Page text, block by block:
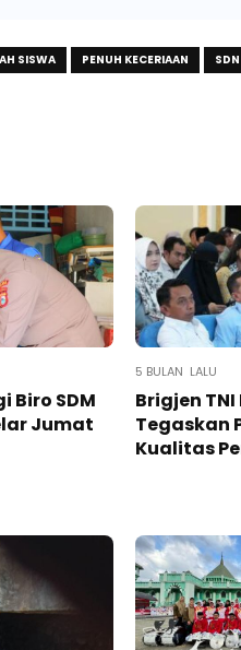
SISWA PENUH KECERIAAN
Biro SDM
Jumat
5 BULAN LALU
Brigjen
Tegaskan
Kualitas